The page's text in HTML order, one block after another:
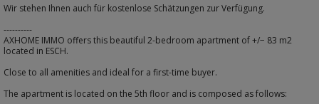
Wir stehen Ihnen auch für kostenlose Schätzungen zur Verfügung.
----------
AXHOME IMMO offers this beautiful 2-bedroom apartment of +/− 83 m2
located in ESCH.
Close to all amenities and ideal for a first-time buyer.
The apartment is located on the 5th floor and is composed as follows: